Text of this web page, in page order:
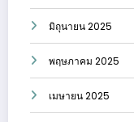
มิถุนายน 2025
พฤษภาคม 2025
เมษายน 2025